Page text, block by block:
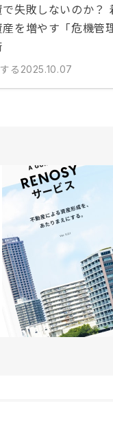
失敗しないのか？
産を増やす「危機管
る 2025.10.07